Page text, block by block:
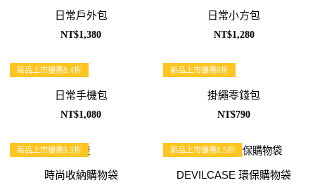
日常戶外包
NT$1,380
日常小方包
NT$1,280
新品上市優惠8.4折
日常手機包
NT$1,080
新品上市優惠8折
掛繩零錢包
NT$790
新品上市優惠9.3折
時尚收納購物袋
新品上市優惠8.5折
DEVILCASE 環保購物袋